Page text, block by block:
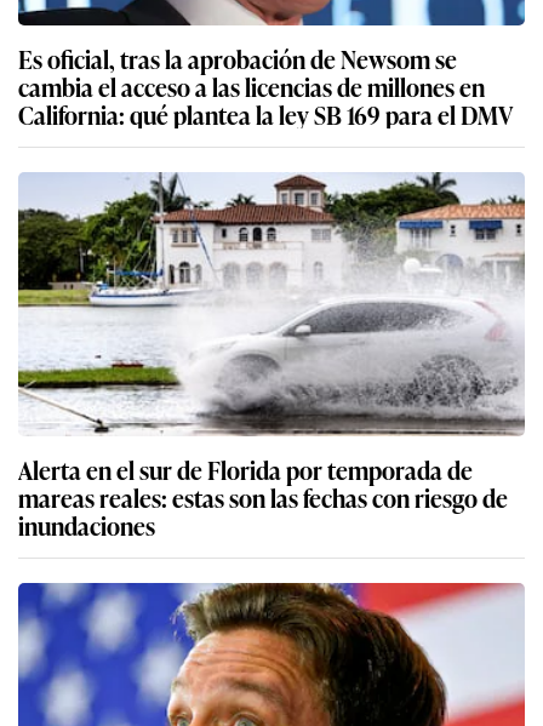
Es oficial, tras la aprobación de Newsom se
cambia el acceso a las licencias de millones en
California: qué plantea la ley SB 169 para el DMV
Alerta en el sur de Florida por temporada de
mareas reales: estas son las fechas con riesgo de
inundaciones